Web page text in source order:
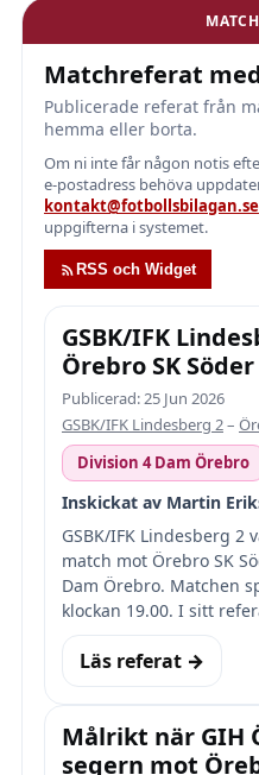
Matchreferat
Publicerade referat från
hemma eller borta.
Om ni inte får någon notis
e-postadress behöva
kontakt@fotbollsbilagan.se
uppgifterna i systemet.
RSS och Widget
GSBK/IFK
Örebro SK
Publicerad: 25 Jun 2026
GSBK/IFK Lindesberg 2–
Division 4 Dam Örebro
Inskickat av Martin
GSBK/IFK Lindesberg 2
match mot Örebro SK
Dam Örebro. Matchen
klockan 19.00. I sitt
Läs referat →
Målrikt när GIH
segern mot